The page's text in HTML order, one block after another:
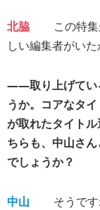
北脇
この特
しい編集者がいた
――取り上げてい
うか。コアなタ
が取れたタイト
ちらも、中山さ
でしょうか？
中山
そうで